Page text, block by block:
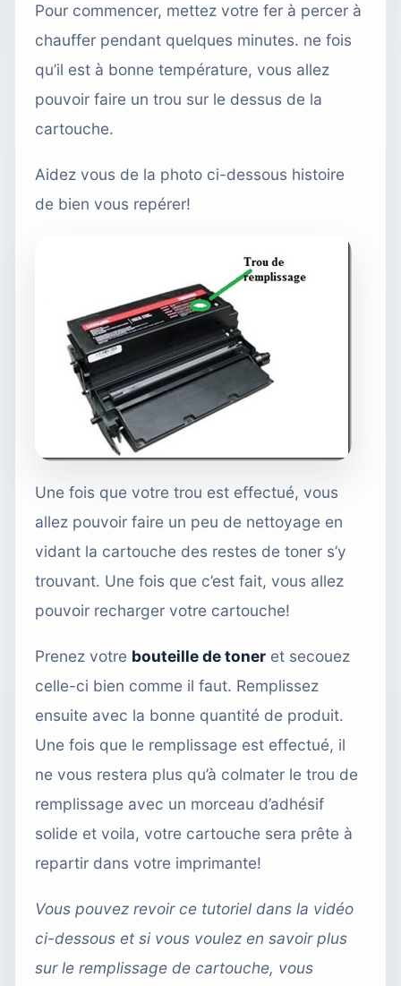
Pour commencer, mettez votre fer à percer à
chauffer pendant quelques minutes. ne fois
qu’il est à bonne température, vous allez
pouvoir faire un trou sur le dessus de la
cartouche.
Aidez vous de la photo ci-dessous histoire
de bien vous repérer!
Une fois que votre trou est effectué, vous
allez pouvoir faire un peu de nettoyage en
vidant la cartouche des restes de toner s’y
trouvant. Une fois que c’est fait, vous allez
pouvoir recharger votre cartouche!
Prenez votre bouteille de toner et secouez
celle-ci bien comme il faut. Remplissez
ensuite avec la bonne quantité de produit.
Une fois que le remplissage est effectué, il
ne vous restera plus qu’à colmater le trou de
remplissage avec un morceau d’adhésif
solide et voila, votre cartouche sera prête à
repartir dans votre imprimante!
Vous pouvez revoir ce tutoriel dans la vidéo
ci-dessous et si vous voulez en savoir plus
sur le remplissage de cartouche, vous